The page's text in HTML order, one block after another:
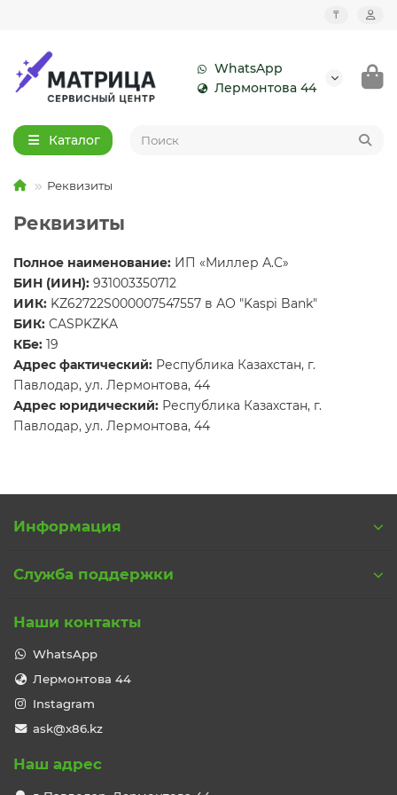
₸
WhatsApp
Лермонтова 44
Каталог
Реквизиты
Реквизиты
Полное наименование: ИП «Миллер А.С»
БИН (ИИН): 931003350712
ИИК: KZ62722S000007547557 в АО "Kaspi Bank"
БИК: CASPKZKA
КБе: 19
Адрес фактический: Республика Казахстан, г.
Павлодар, ул. Лермонтова, 44
Адрес юридический: Республика Казахстан, г.
Павлодар, ул. Лермонтова, 44
Информация
Служба поддержки
Наши контакты
WhatsApp
Лермонтова 44
Instagram
ask@x86.kz
Наш адрес